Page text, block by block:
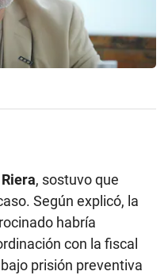
, sostuvo que
Según explicó, la
habría
con la fiscal
prisión preventiva